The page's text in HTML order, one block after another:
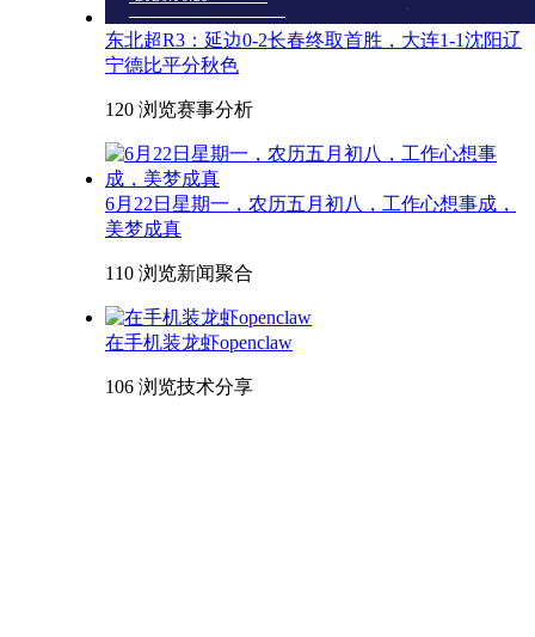
东北超R3：延边0-2长春终取首胜，大连1-1沈阳辽
宁德比平分秋色
120 浏览赛事分析
6月22日星期一，农历五月初八，工作心想事成，
美梦成真
110 浏览新闻聚合
在手机装龙虾openclaw
106 浏览技术分享